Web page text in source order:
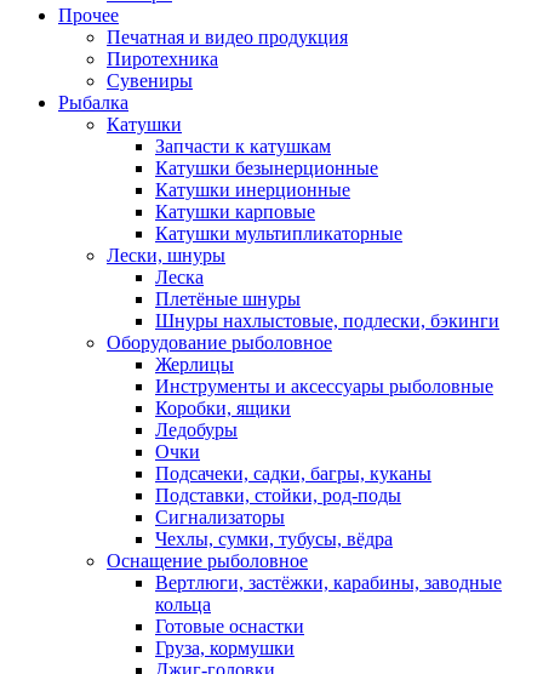
Прочее
Печатная и видео продукция
Пиротехника
Сувениры
Рыбалка
Катушки
Запчасти к катушкам
Катушки безынерционные
Катушки инерционные
Катушки карповые
Катушки мультипликаторные
Лески, шнуры
Леска
Плетёные шнуры
Шнуры нахлыстовые, подлески, бэкинги
Оборудование рыболовное
Жерлицы
Инструменты и аксессуары рыболовные
Коробки, ящики
Ледобуры
Очки
Подсачеки, садки, багры, куканы
Подставки, стойки, род-поды
Сигнализаторы
Чехлы, сумки, тубусы, вёдра
Оснащение рыболовное
Вертлюги, застёжки, карабины, заводные
кольца
Готовые оснастки
Груза, кормушки
Джиг-головки